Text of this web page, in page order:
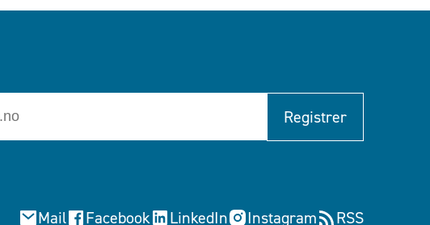
Registrer
Mail Facebook LinkedIn Instagram RSS